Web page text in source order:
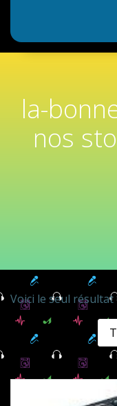
la-
nos
Voici le seul résultat